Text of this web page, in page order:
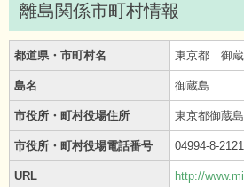
離島関係市町村情報
都道県・市町村名 東京都 御
島名 御蔵島
市役所・町村役場住所 東京都御蔵
市役所・町村役場電話番号 04994-8-2121
URL http://